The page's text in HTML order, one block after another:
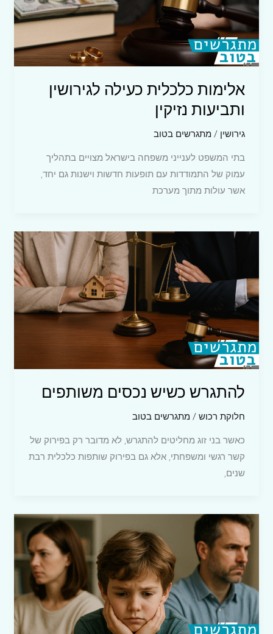
אלימות כלכלית כעילה לגירושין
ותביעות נזיקין
גירושין / מתגרשים בטוב
בתי המשפט לענייני משפחה בישראל מצויים בתהליך
עמוק של התמודדות עם תופעות חדשות וישנות גם יחד,
אשר עולות מתוך מערכת
להתגרש כשיש נכסים משותפים
חלוקת רכוש/ מתגרשים בטוב
כאשר בני זוג מחליטים להתגרש, לא מדובר רק בפירוק של
קשר רגשי ומשפחתי, אלא גם בפירוק שותפות כלכלית רבת
שנים,